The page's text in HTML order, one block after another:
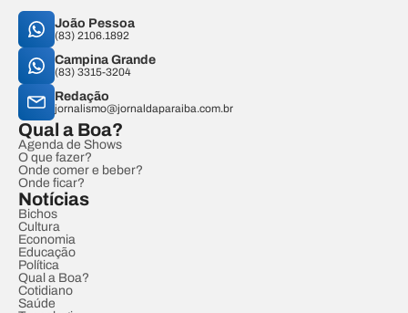
João Pessoa
(83) 2106.1892
Campina Grande
(83) 3315-3204
Redação
jornalismo@jornaldaparaiba.com.br
Qual a Boa?
Agenda de Shows
O que fazer?
Onde comer e beber?
Onde ficar?
Notícias
Bichos
Cultura
Economia
Educação
Política
Qual a Boa?
Cotidiano
Saúde